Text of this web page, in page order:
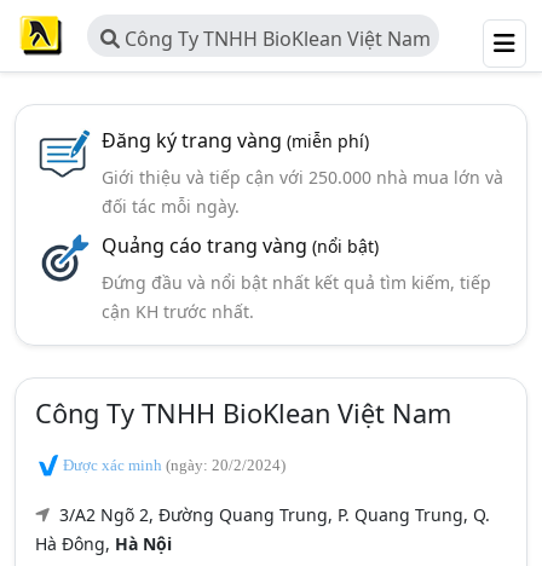
Công Ty TNHH BioKlean Việt Nam
Đăng ký trang vàng (miễn phí)
Giới thiệu và tiếp cận với 250.000 nhà mua lớn và
đối tác mỗi ngày.
Quảng cáo trang vàng (nổi bật)
Đứng đầu và nổi bật nhất kết quả tìm kiếm, tiếp
cận KH trước nhất.
Công Ty TNHH BioKlean Việt Nam
Được xác minh (ngày: 20/2/2024)
3/A2 Ngõ 2, Đường Quang Trung, P. Quang Trung, Q.
Hà Đông, Hà Nội